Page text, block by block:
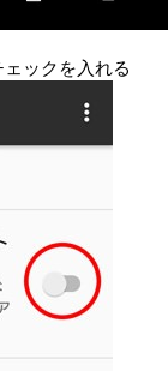
ックを入れる